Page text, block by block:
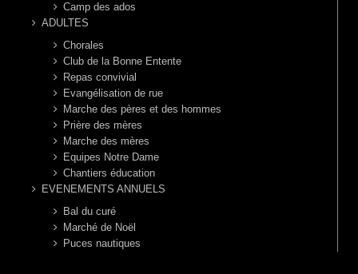
Camp des ados
ADULTES
Chorales
Club de la Bonne Entente
Repas convivial
Evangélisation de rue
Marche des pères et des hommes
Prière des mères
Marche des mères
Equipes Notre Dame
Chantiers éducation
EVENEMENTS ANNUELS
Bal du curé
Marché de Noël
Puces nautiques